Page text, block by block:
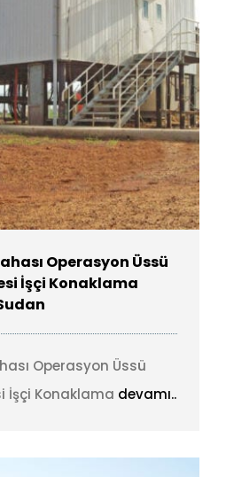
Operasyon Üssü
İşçi Konaklama
Operasyon Üssü
İşçi Konaklama devamı..